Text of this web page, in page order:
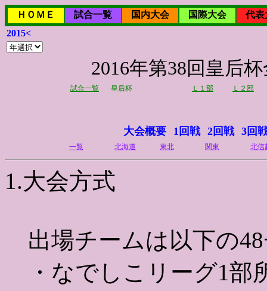
ＨＯＭＥ 試合一覧 国内大会 国際大会
代表
2015<
2016年第38回皇后
試合一覧 皇后杯 Ｌ１部 Ｌ２部
大会概要 1回戦 2回戦 3回
一覧 北海道 東北 関東 北信
1.大会方式
出場チームは以下の
・なでしこリーグ1部